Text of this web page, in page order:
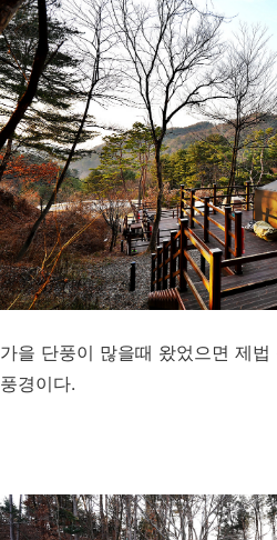
가을 단풍이 많을때 왔었으면 제
풍경이다.